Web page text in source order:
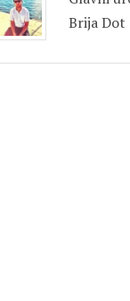
Brija Dot